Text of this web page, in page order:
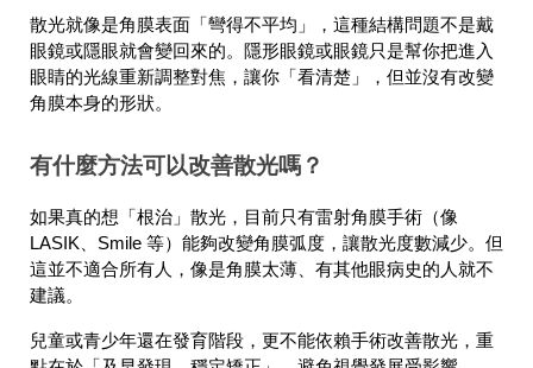
散光就像是角膜表面「彎得不平均」，這種結構問題不是戴
眼鏡或隱眼就會變回來的。隱形眼鏡或眼鏡只是幫你把進入
眼睛的光線重新調整對焦，讓你「看清楚」，但並沒有改變
角膜本身的形狀。
有什麼方法可以改善散光嗎？
如果真的想「根治」散光，目前只有雷射角膜手術（像
LASIK、Smile 等）能夠改變角膜弧度，讓散光度數減少。但
這並不適合所有人，像是角膜太薄、有其他眼病史的人就不
建議。
兒童或青少年還在發育階段，更不能依賴手術改善散光，重